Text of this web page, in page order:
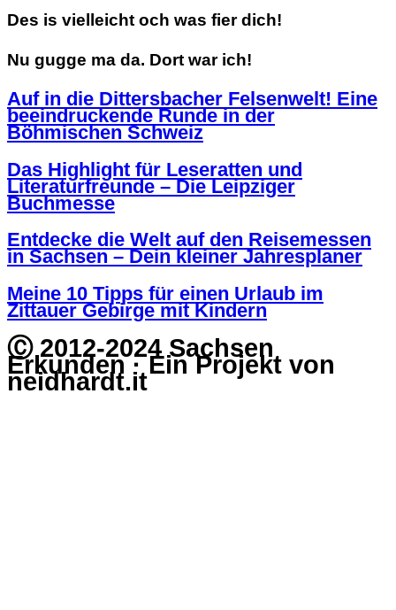
Des is vielleicht och was fier dich!
Nu gugge ma da. Dort war ich!
Auf in die Dittersbacher Felsenwelt! Eine
beeindruckende Runde in der
Böhmischen Schweiz
Das Highlight für Leseratten und
Literaturfreunde – Die Leipziger
Buchmesse
Entdecke die Welt auf den Reisemessen
in Sachsen – Dein kleiner Jahresplaner
Meine 10 Tipps für einen Urlaub im
Zittauer Gebirge mit Kindern
Ⓒ 2012-2024 Sachsen
Erkunden · Ein Projekt von
neidhardt.it